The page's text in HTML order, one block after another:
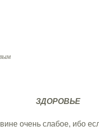
ЗДОРОВЬЕ
очень слабое, ибо